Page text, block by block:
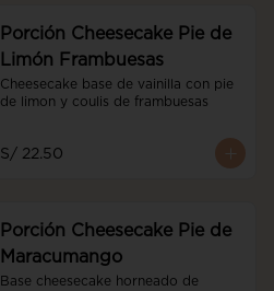
Porción Cheesecake Pie de
Limón Frambuesas
Cheesecake base de vainilla con pie
de limon y coulis de frambuesas
S/ 22.50
Porción Cheesecake Pie de
Maracumango
Base cheesecake horneado de